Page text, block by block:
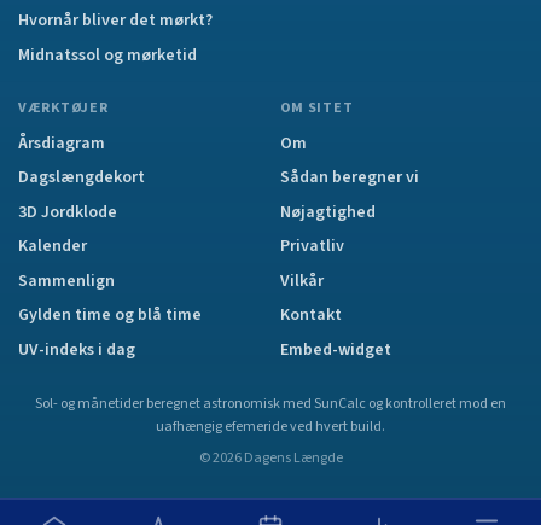
Hvornår bliver det mørkt?
Midnatssol og mørketid
VÆRKTØJER
Årsdiagram
Dagslængdekort
3D Jordklode
Kalender
Sammenlign
Gylden time og blå time
UV-indeks i dag
OM SITET
Om
Sådan beregner vi
Nøjagtighed
Privatliv
Vilkår
Kontakt
Embed-widget
Sol- og månetider beregnet astronomisk med SunCalc og kontrolleret mod en
uafhængig efemeride ved hvert build.
©2026 Dagens Længde